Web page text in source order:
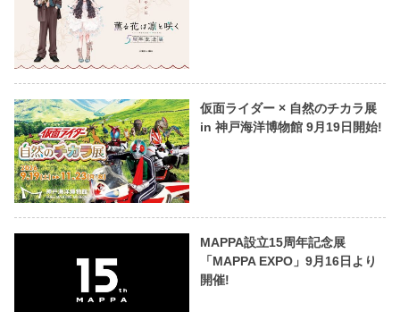
仮面ライダー × 自然のチカラ展
in 神戸海洋博物館 9月19日開始!
MAPPA設立15周年記念展
「MAPPA EXPO」9月16日より
開催!